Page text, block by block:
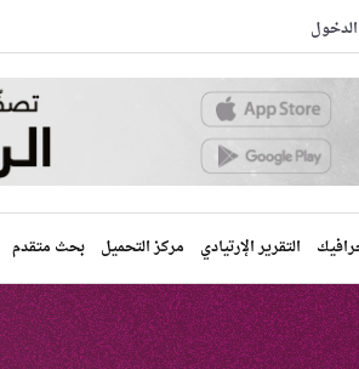
التقرير الإرتيادي مركز التحميل بحث متقدم